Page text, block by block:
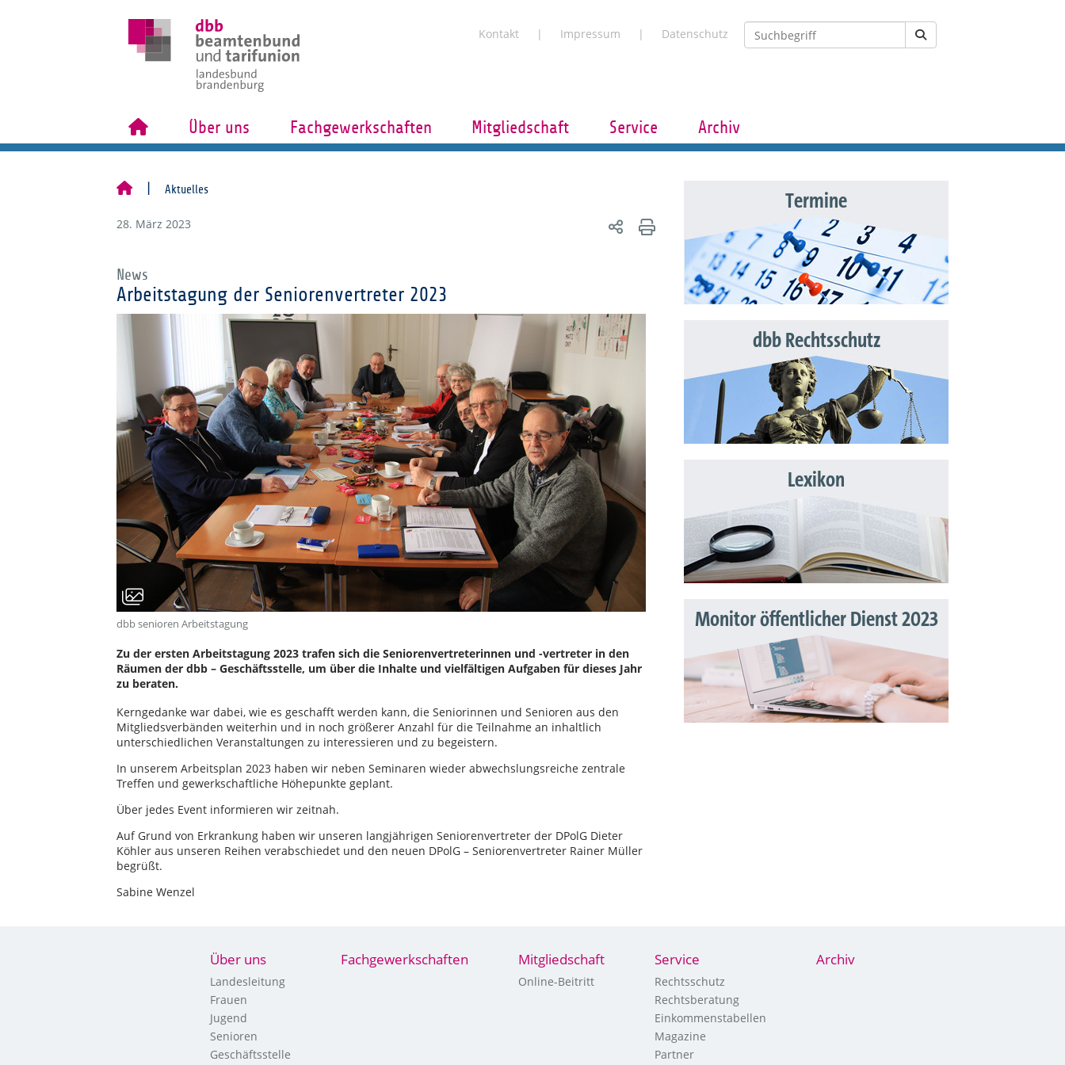
Kontakt Impressum Datenschutz
Über uns Fachgewerkschaften Mitgliedschaft Service Archiv
Aktuelles
28. März 2023
News
Arbeitstagung der Seniorenvertreter 2023
dbb senioren Arbeitstagung
Zu der ersten Arbeitstagung 2023 trafen sich die Seniorenvertreterinnen und -vertreter in den
Räumen der dbb – Geschäftsstelle, um über die Inhalte und vielfältigen Aufgaben für dieses Jahr
zu beraten.
Kerngedanke war dabei, wie es geschafft werden kann, die Seniorinnen und Senioren aus den
Mitgliedsverbänden weiterhin und in noch größerer Anzahl für die Teilnahme an inhaltlich
unterschiedlichen Veranstaltungen zu interessieren und zu begeistern.
In unserem Arbeitsplan 2023 haben wir neben Seminaren wieder abwechslungsreiche zentrale
Treffen und gewerkschaftliche Höhepunkte geplant.
Über jedes Event informieren wir zeitnah.
Auf Grund von Erkrankung haben wir unseren langjährigen Seniorenvertreter der DPolG Dieter
Köhler aus unseren Reihen verabschiedet und den neuen DPolG – Seniorenvertreter Rainer Müller
begrüßt.
Sabine Wenzel
Termine
dbb Rechtsschutz
Lexikon
Monitor öffentlicher Dienst 2023
Über uns
Landesleitung
Frauen
Jugend
Senioren
Geschäftsstelle
Fachgewerkschaften Mitgliedschaft
Online-Beitritt
Service
Rechtsschutz
Rechtsberatung
Einkommenstabellen
Magazine
Partner
Archiv